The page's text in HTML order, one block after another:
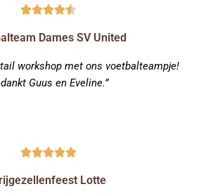
Dames SV United
workshop met ons voetbalteampje!
Guus en Eveline.”
Lotte